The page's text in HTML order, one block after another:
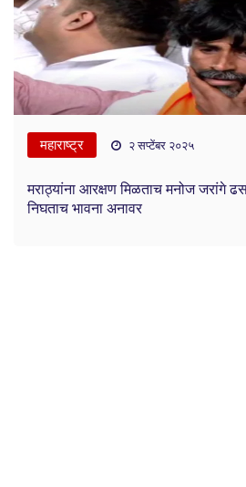
महाराष्ट्र २ सप्टेंबर २०२५
मराठ्यांना आरक्षण मिळताच मनोज जरांगे
निघताच भावना अनावर